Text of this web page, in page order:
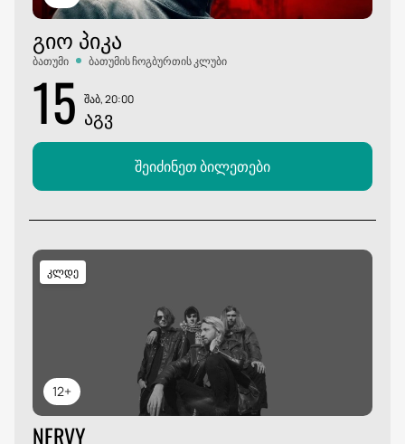
ᲒᲘᲝ ᲞᲘᲙᲐ
ბათუმი ბათუმის ჩოგბურთის კლუბი
15 შაბ, 20:00
ᲐᲒᲕ
შეიძინეთ ბილეთები
12+
კლდე
NERVY